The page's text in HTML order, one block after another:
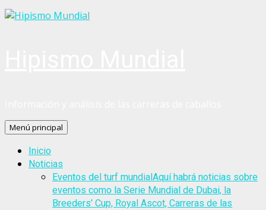
Menú principal
Inicio
Noticias
Eventos del turf mundialAquí habrá noticias sobre
eventos como la Serie Mundial de Dubai, la
Breeders’ Cup, Royal Ascot, Carreras de las